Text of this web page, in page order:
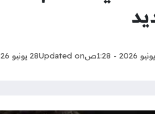
Updated on28 يونيو 2026 - 1:28ص